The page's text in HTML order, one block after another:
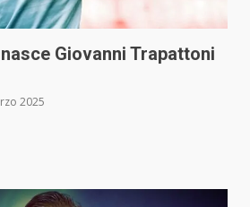
Giovanni Trapattoni
2025